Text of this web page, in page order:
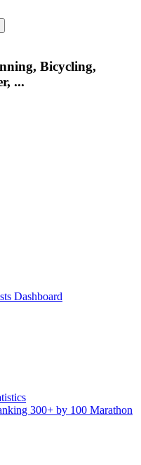
Bicycling,
...
Dashboard
300+ by 100 Marathon